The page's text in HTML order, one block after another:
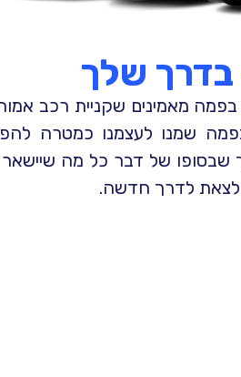
בדרך שלך​
בפמה מאמינים שקניית רכב
בפמה שמנו לעצמנו כמטרה
שבסופו של דבר כל מה
לדרך חדשה.